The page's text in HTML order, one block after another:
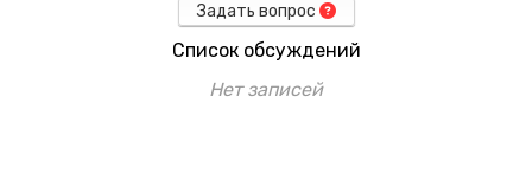
Задать вопрос
Список обсуждений
Нет записей